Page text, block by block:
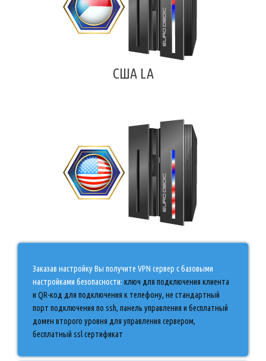
США LA
Заказав настройку Вы получите VPN сервер с базовыми
настройками безопасности: ключ для подключения клиента
и QR-код для подключения к телефону, не стандартный
порт подключения по ssh, панель управления и бесплатный
домен второго уровня для управления сервером,
бесплатный ssl сертификат